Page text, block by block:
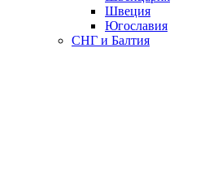
Швеция
Югославия
СНГ и Балтия